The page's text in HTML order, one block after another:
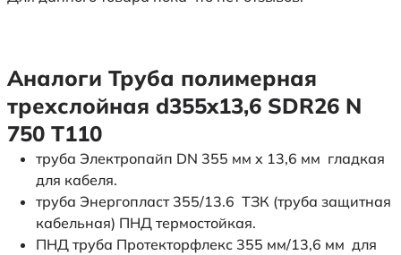
Аналоги Труба полимерная
трехслойная d355x13,6 SDR26 N
750 Т110
труба Электропайп DN 355 мм x 13,6 мм гладкая
для кабеля.
труба Энергопласт 355/13.6 ТЗК (труба защитная
кабельная) ПНД термостойкая.
ПНД труба Протекторфлекс 355 мм/13,6 мм для